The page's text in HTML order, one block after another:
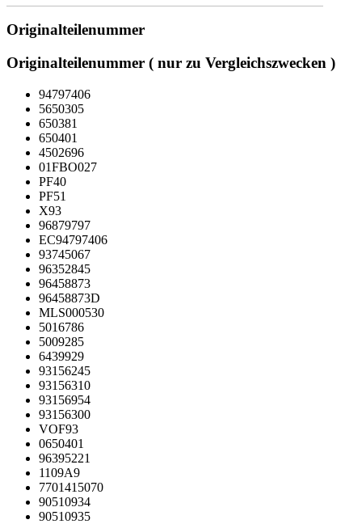
Originalteilenummer
Originalteilenummer ( nur zu Vergleichszwecken )
94797406
5650305
650381
650401
4502696
01FBO027
PF40
PF51
X93
96879797
EC94797406
93745067
96352845
96458873
96458873D
MLS000530
5016786
5009285
6439929
93156245
93156310
93156954
93156300
VOF93
0650401
96395221
1109A9
7701415070
90510934
90510935